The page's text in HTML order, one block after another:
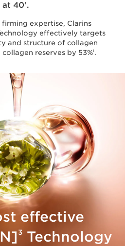
at 40'.
expertise, Clarins
effectively targets
and structure of collagen
reserves by 53%1 .
effective
3 Technology